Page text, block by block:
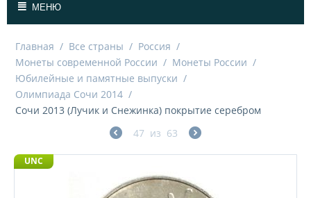
МЕНЮ
Главная / Все страны / Россия /
Монеты современной России / Монеты России /
Юбилейные и памятные выпуски /
Олимпиада Сочи 2014 /
Сочи 2013 (Лучик и Снежинка) покрытие серебром
47 из 63
UNC